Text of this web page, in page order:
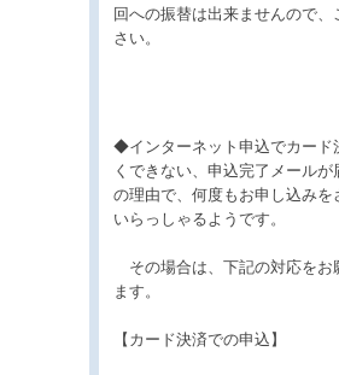
回への振替は出来ませんので、
さい。
◆インターネット申込でカード
くできない、申込完了メールが
の理由で、何度もお申し込みを
いらっしゃるようです。
その場合は、下記の対応をお
ます。
【カード決済での申込】